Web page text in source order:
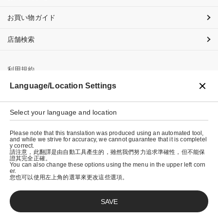
お買い物ガイド
店舗検索
利用規約
プライバシーポリシー
特定商取引法に基づく表示
会社概要
© graniph inc.
Language/Location Settings
Select your language and location
Please note that this translation was produced using an automated tool,
and while we strive for accuracy, we cannot guarantee that it is completel
y correct.
請注意，此翻譯是由自動工具產生的，雖然我們努力追求準確性，但不能保
證其完全正確。
You can also change these options using the menu in the upper left corn
er.
您也可以使用左上角的選單來更改這些選項。
SAVE